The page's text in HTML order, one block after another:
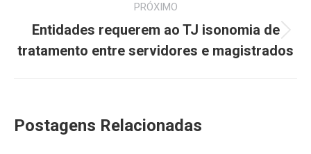
PRÓXIMO
Próximo
post:
Entidades requerem ao TJ isonomia de
tratamento entre servidores e magistrados
Postagens Relacionadas